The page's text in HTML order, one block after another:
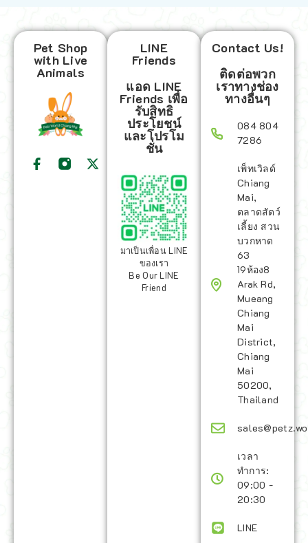
Pet Shop
with Live
Animals
LINE
Friends
แอด LINE
Friends เพื่อ
รับสิทธิ
ประโยชน์
และโปรโม
ชั่น
มาเป็นเพื่อน LINE
ของเรา
Be Our LINE
Friend
Contact Us!
ติดต่อพวก
เราทางช่อง
ทางอื่นๆ
084 804
7286
เพ็ทเวิลด์
Chiang
Mai,
ตลาดสัตว์
เลี้ยง สวน
บวกหาด
63
19ห้อง8
Arak Rd,
Mueang
Chiang
Mai
District,
Chiang
Mai
50200,
Thailand
เวลา
ทำการ:
09:00 -
20:30
LINE